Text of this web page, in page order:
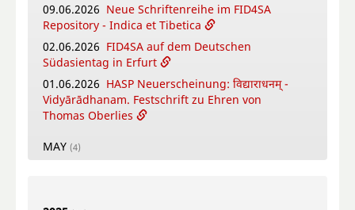
09.06.2026 Neue Schriftenreihe im FID4SA
Repository - Indica et Tibetica
02.06.2026 FID4SA auf dem Deutschen
Südasientag in Erfurt
01.06.2026 HASP Neuerscheinung: विद्याराधनम् -
Vidyārādhanam. Festschrift zu Ehren von
Thomas Oberlies
MAY (4)